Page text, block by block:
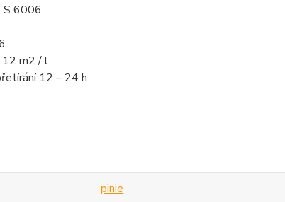
S 6006
12 m2 / l
12 – 24 h
pinie